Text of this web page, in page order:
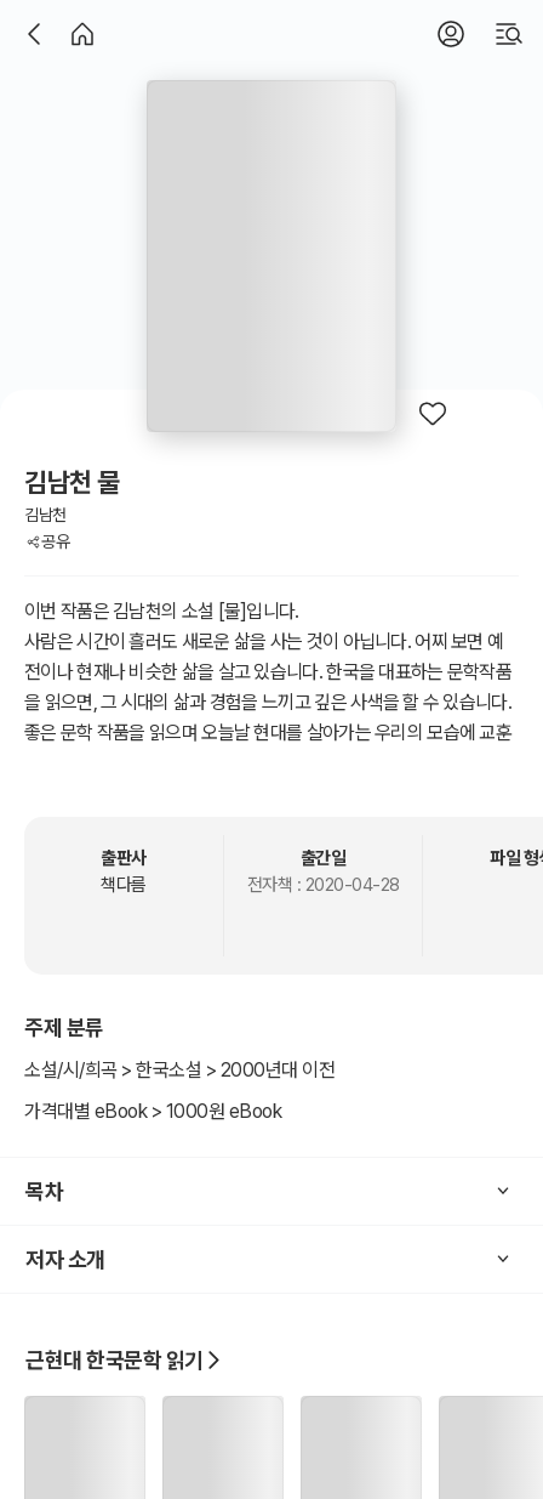
김남천 물
김남천
공유
이번 작품은 김남천의 소설 [물]입니다.
사람은 시간이 흘러도 새로운 삶을 사는 것이 아닙니다. 어찌 보면 예
전이나 현재나 비슷한 삶을 살고 있습니다. 한국을 대표하는 문학작품
을 읽으면, 그 시대의 삶과 경험을 느끼고 깊은 사색을 할 수 있습니다.
좋은 문학 작품을 읽으며 오늘날 현대를 살아가는 우리의 모습에 교훈
출판사
책다름
출간일
전자책 : 2020-04-28
파일 형
주제 분류
소설/시/희곡 > 한국소설 > 2000년대 이전
가격대별 eBook > 1000원 eBook
목차
저자 소개
근현대 한국문학 읽기